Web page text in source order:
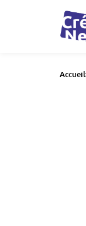
Accueil